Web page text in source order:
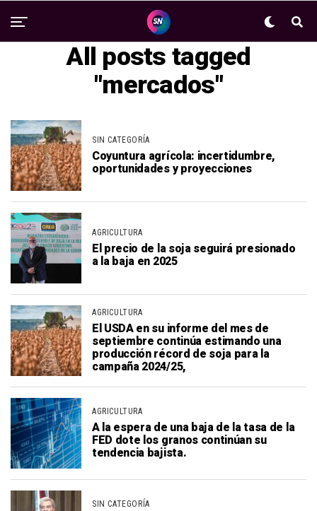
All posts tagged
"mercados"
SIN CATEGORÍA
Coyuntura agrícola: incertidumbre,
oportunidades y proyecciones
AGRICULTURA
El precio de la soja seguirá presionado
a la baja en 2025
AGRICULTURA
El USDA en su informe del mes de
septiembre continúa estimando una
producción récord de soja para la
campaña 2024/25,
AGRICULTURA
A la espera de una baja de la tasa de la
FED dote los granos continúan su
tendencia bajista.
SIN CATEGORÍA